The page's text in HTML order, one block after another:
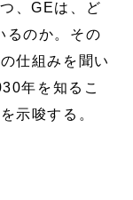
、GEは、ど
るのか。その
仕組みを聞い
年を知るこ
示唆する。